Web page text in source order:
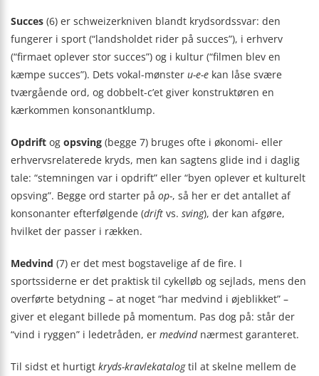
Succes (6) er schweizerkniven blandt krydsordssvar: den
fungerer i sport (“landsholdet rider på succes”), i erhverv
(“firmaet oplever stor succes”) og i kultur (“filmen blev en
kæmpe succes”). Dets vokal-mønster u-e-e kan låse svære
tværgående ord, og dobbelt-c’et giver konstruktøren en
kærkommen konsonantklump.
Opdrift og opsving (begge 7) bruges ofte i økonomi- eller
erhvervsrelaterede kryds, men kan sagtens glide ind i daglig
tale: “stemningen var i opdrift” eller “byen oplever et kulturelt
opsving”. Begge ord starter på op-, så her er det antallet af
konsonanter efterfølgende (drift vs. sving), der kan afgøre,
hvilket der passer i rækken.
Medvind (7) er det mest bogstavelige af de fire. I
sportssiderne er det praktisk til cykelløb og sejlads, mens den
overførte betydning – at noget “har medvind i øjeblikket” –
giver et elegant billede på momentum. Pas dog på: står der
“vind i ryggen” i ledetråden, er medvindnærmest garanteret.
Til sidst et hurtigt kryds-kravle­katalogtil at skelne mellem de